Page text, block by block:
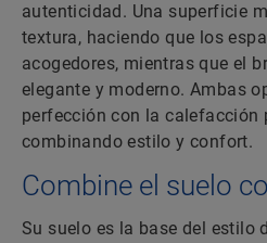
autenticidad. Una superficie
textura, haciendo que los
acogedores, mientras que el
elegante y moderno. Ambas
perfección con la calefacción
combinando estilo y confort.
Combine el suelo
Su suelo es la base del estilo